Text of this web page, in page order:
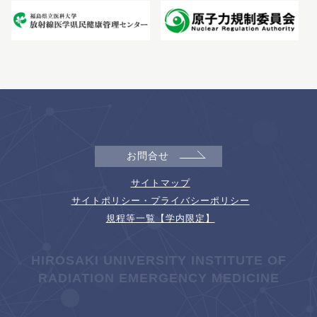
お問合せ
サイトマップ
サイトポリシー・プライバシーポリシー
規程等一覧【学内限定】
HIROSAKI UNIVERSITY INSTITUTE OF
RADIATION EMERGENCY MEDICINE